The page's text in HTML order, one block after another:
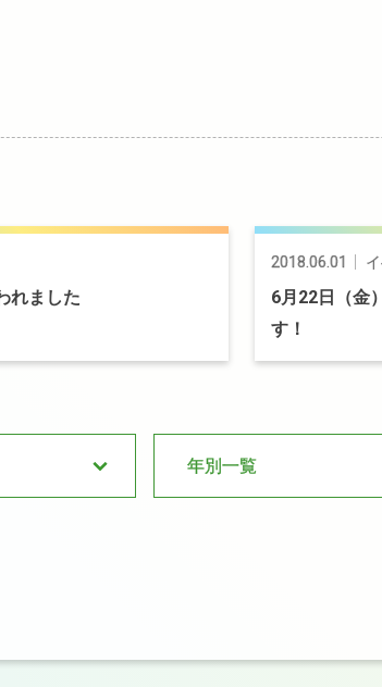
れました
2018.06.01
6月 22 日 （金）
す！